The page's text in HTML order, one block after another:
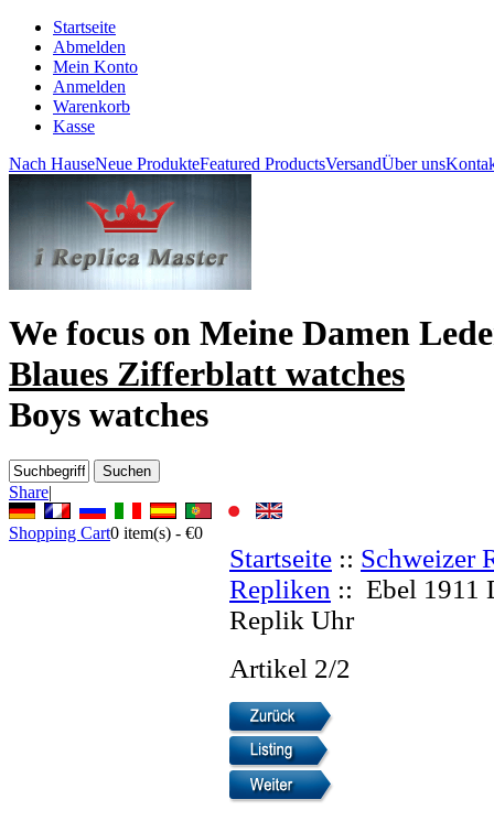
Startseite
Abmelden
Mein Konto
Anmelden
Warenkorb
Kasse
Nach HauseNeue ProdukteFeatured ProductsVersandÜber uns
We focus on Meine Damen
Blaues Zifferblatt watches
Boys watches
Share|
Shopping Cart0 item(s) - €0
Startseite :: Schweizer
Repliken :: Ebel 1911
Replik Uhr
Artikel 2/2